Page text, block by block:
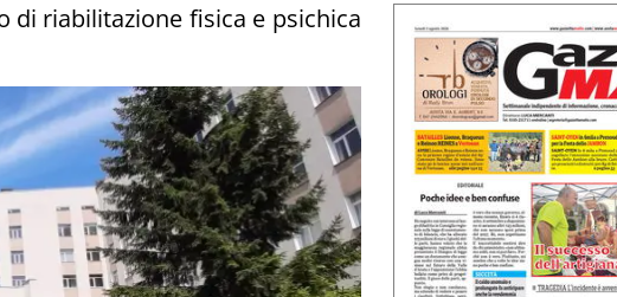
di riabilitazione fisica e psichica